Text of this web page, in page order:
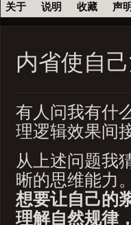
关于 说明 收藏 声明
内省使自
有人问我有什
理逻辑效果间
从上述问题我
晰的思维能力
想要让自己的
理解自然规律